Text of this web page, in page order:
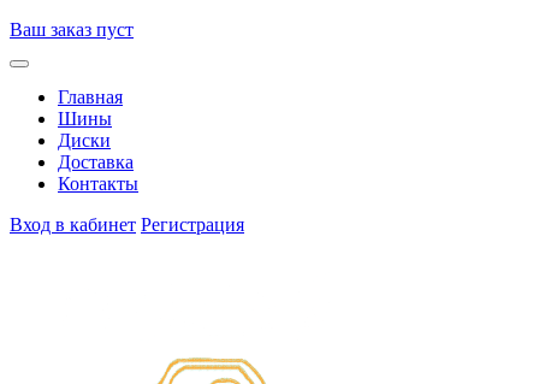
Ваш заказ пуст
Главная
Шины
Диски
Доставка
Контакты
Вход в кабинет Регистрация